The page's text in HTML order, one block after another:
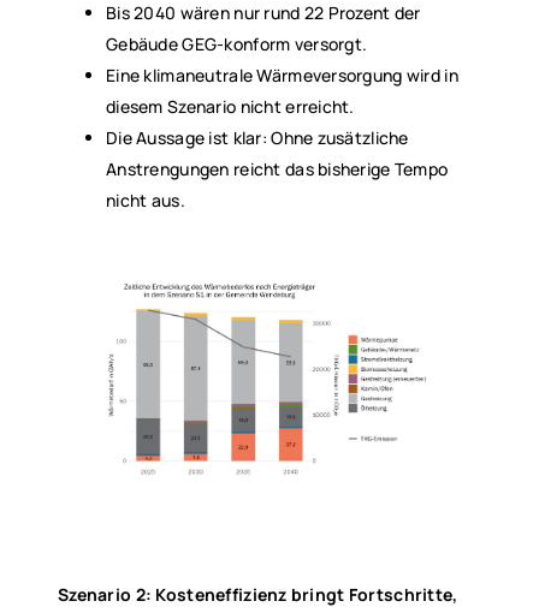
Bis 2040 wären nur rund 22 Prozent der
Gebäude GEG-konform versorgt.
Eine klimaneutrale Wärmeversorgung wird in
diesem Szenario nicht erreicht.
Die Aussage ist klar: Ohne zusätzliche
Anstrengungen reicht das bisherige Tempo
nicht aus.
Szenario 2: Kosteneffizienz bringt Fortschritte,